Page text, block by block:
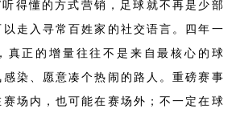
听得懂的方式营销 ，足球就不再是少部
走入寻常百姓家 的社交语言。四年一
真正的增量往往不是来自最核心的球
染、愿意凑个热闹的路人。重磅赛事
场内，也可能在赛场外；不一定在球